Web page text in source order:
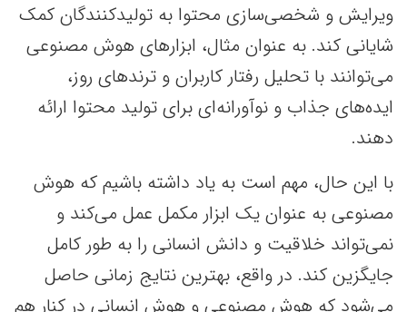
ویرایش و شخصی‌سازی محتوا به تولیدکنندگان کمک
شایانی کند. به عنوان مثال، ابزارهای هوش مصنوعی
می‌توانند با تحلیل رفتار کاربران و ترندهای روز،
ایده‌های جذاب و نوآورانه‌ای برای تولید محتوا ارائه
دهند.
با این حال، مهم است به یاد داشته باشیم که هوش
مصنوعی به عنوان یک ابزار مکمل عمل می‌کند و
نمی‌تواند خلاقیت و دانش انسانی را به طور کامل
جایگزین کند. در واقع، بهترین نتایج زمانی حاصل
می‌شود که هوش مصنوعی و هوش انسانی در کنار هم